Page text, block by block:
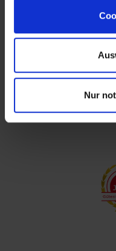
Nur
finanzieller
Wien.